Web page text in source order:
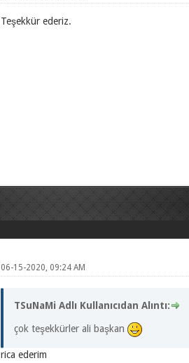
Teşekkür ederiz.
06-15-2020, 09:24 AM
TSuNaMi Adlı Kullanıcıdan Alıntı:
çok teşekkürler ali başkan
rica ederim